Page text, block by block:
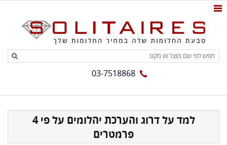
03-7518868
למד על דרוג והערכת יהלומים על פי 4
פרמטרים